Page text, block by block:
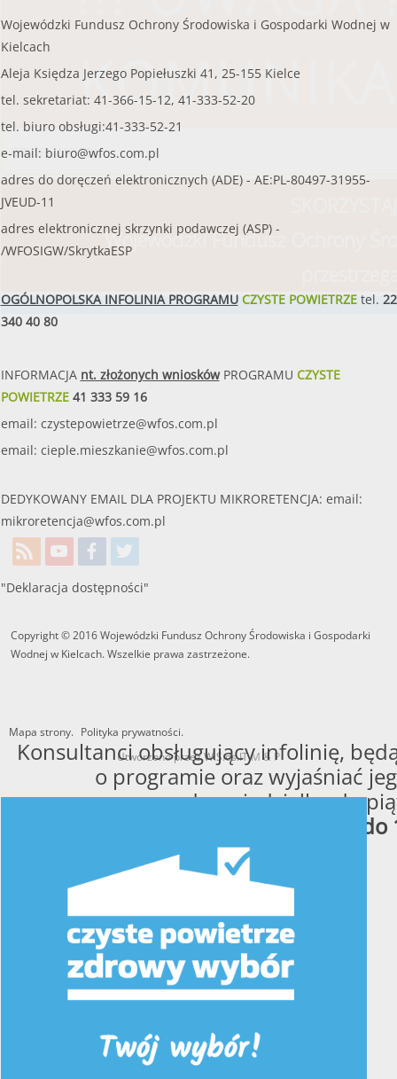
czytaj więcej
Wojewódzki Fundusz Ochrony
Konsultanci obsługujący infolinię,
o programie oraz wyjaśniać
od poniedziałku do
od 8:00
Wojewódzki Fundusz Ochrony Środowiska i Gospodarki Wodnej w
Kielcach
Aleja Księdza Jerzego Popiełuszki 41, 25-155 Kielce
tel. sekretariat: 41-366-15-12, 41-333-52-20
tel. biuro obsługi:41-333-52-21
e-mail: biuro@wfos.com.pl
adres do doręczeń elektronicznych (ADE) - AE:PL-80497-31955-
JVEUD-11
adres elektronicznej skrzynki podawczej (ASP) -
/WFOSIGW/SkrytkaESP
OGÓLNOPOLSKA INFOLINIA PROGRAMUCZYSTE POWIETRZEtel. 22
340 40 80
INFORMACJA nt. złożonych wnioskówPROGRAMU CZYSTE
POWIETRZE41 333 59 16
email: czystepowietrze@wfos.com.pl
email: cieple.mieszkanie@wfos.com.pl
DEDYKOWANY EMAIL DLA PROJEKTU MIKRORETENCJA: email:
mikroretencja@wfos.com.pl
"Deklaracja dostępności"
Copyright © 2016 Wojewódzki Fundusz Ochrony Środowiska i Gospodarki
Wodnej w Kielcach. Wszelkie prawa zastrzeżone.
Mapa strony. Polityka prywatności.
Utworzono przez W.S.ds.ITM & P